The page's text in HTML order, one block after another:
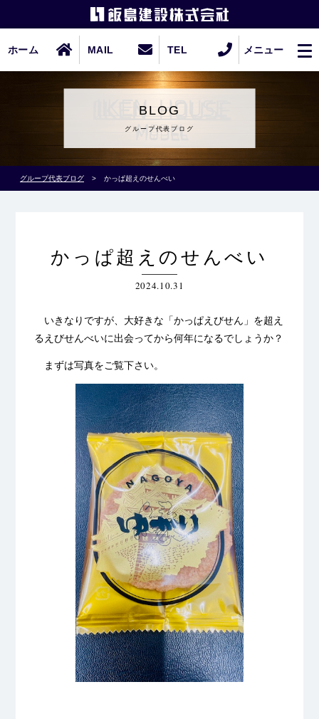
ホーム MAIL TEL メニュー
BLOG
グループ代表ブログ
グループ代表ブログ > かっぱ超えのせんべい
かっぱ超えのせんべい
2024.10.31
いきなりですが、大好きな「かっぱえびせん」を超え
るえびせんべいに出会ってから何年になるでしょうか？
まずは写真をご覧下さい。